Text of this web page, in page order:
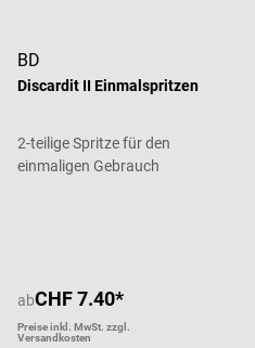
BD
Discardit II Einmalspritzen
2-teilige Spritze für den
einmaligen Gebrauch
abCHF 7.40*
Preise inkl. MwSt. zzgl.
Versandkosten